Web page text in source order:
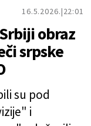
16.5.2026. 22:01
obraz
srpske
su pod
i